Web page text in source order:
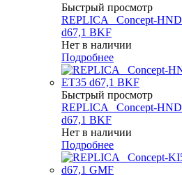
Быстрый просмотр
REPLICA _Concept-
d67,1 BKF
Нет в наличии
Подробнее
Быстрый просмотр
REPLICA _Concept-
d67,1 BKF
Нет в наличии
Подробнее